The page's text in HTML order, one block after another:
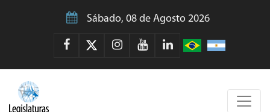
Sábado, 08 de Agosto 2026